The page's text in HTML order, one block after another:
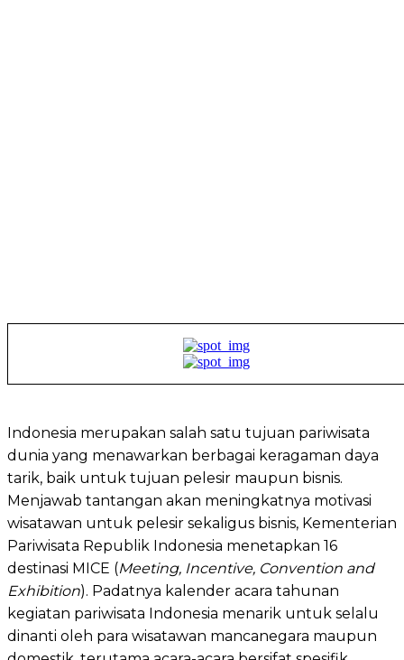
Indonesia merupakan salah satu tujuan pariwisata
dunia yang menawarkan berbagai keragaman daya
tarik, baik untuk tujuan pelesir maupun bisnis.
Menjawab tantangan akan meningkatnya motivasi
wisatawan untuk pelesir sekaligus bisnis, Kementerian
Pariwisata Republik Indonesia menetapkan 16
destinasi MICE (Meeting, Incentive, Convention and
Exhibition). Padatnya kalender acara tahunan
kegiatan pariwisata Indonesia menarik untuk selalu
dinanti oleh para wisatawan mancanegara maupun